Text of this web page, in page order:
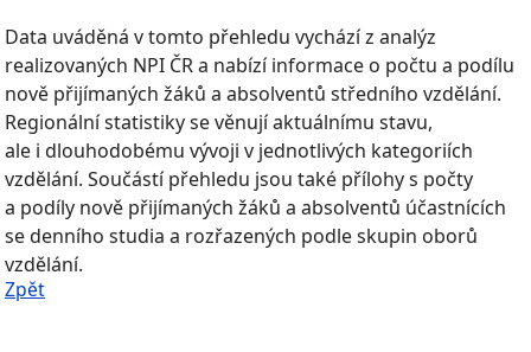
Data uváděná v tomto přehledu vychází z analýz
realizovaných NPI ČR a nabízí informace o počtu a podílu
nově přijímaných žáků a absolventů středního vzdělání.
Regionální statistiky se věnují aktuálnímu stavu,
ale i dlouhodobému vývoji v jednotlivých kategoriích
vzdělání. Součástí přehledu jsou také přílohy s počty
a podíly nově přijímaných žáků a absolventů účastnících
se denního studia a rozřazených podle skupin oborů
vzdělání.
Zpět